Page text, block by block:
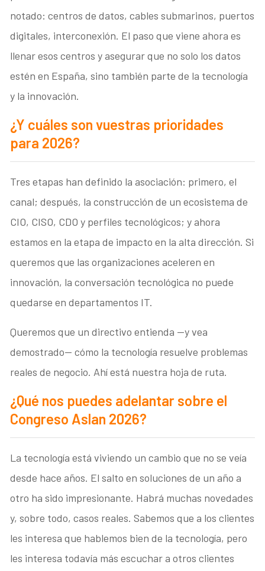
notado: centros de datos, cables submarinos, puertos
digitales, interconexión. El paso que viene ahora es
llenar esos centros y asegurar que no solo los datos
estén en España, sino también parte de la tecnología
y la innovación.
¿Y cuáles son vuestras prioridades
para 2026?
Tres etapas han definido la asociación: primero, el
canal; después, la construcción de un ecosistema de
CIO, CISO, CDO y perfiles tecnológicos; y ahora
estamos en la etapa de impacto en la alta dirección. Si
queremos que las organizaciones aceleren en
innovación, la conversación tecnológica no puede
quedarse en departamentos IT.
Queremos que un directivo entienda —y vea
demostrado— cómo la tecnología resuelve problemas
reales de negocio. Ahí está nuestra hoja de ruta.
¿Qué nos puedes adelantar sobre el
Congreso Aslan 2026?
La tecnología está viviendo un cambio que no se veía
desde hace años. El salto en soluciones de un año a
otro ha sido impresionante. Habrá muchas novedades
y, sobre todo, casos reales. Sabemos que a los clientes
les interesa que hablemos bien de la tecnología, pero
les interesa todavía más escuchar a otros clientes